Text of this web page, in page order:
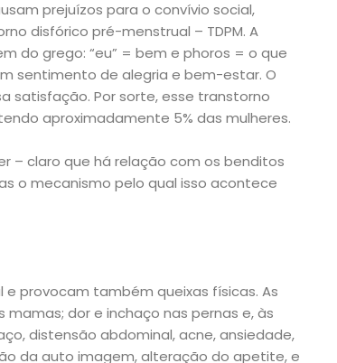
prejuízos para o convívio social,
disfórico pré-menstrual – TDPM. A
do grego: “eu” = bem e phoros = o que
sentimento de alegria e bem-estar. O
satisfação. Por sorte, esse transtorno
aproximadamente 5% das mulheres.
– claro que há relação com os benditos
o mecanismo pelo qual isso acontece
provocam também queixas físicas. As
dor e inchaço nas pernas e, às
distensão abdominal, acne, ansiedade,
da auto imagem, alteração do apetite, e